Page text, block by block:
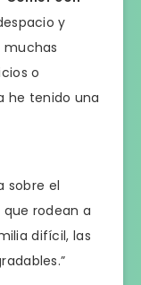
y
muchas
o
he tenido una
sobre el
rodean a
difícil, las